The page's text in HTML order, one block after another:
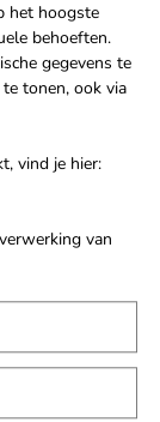
het hoogste
behoeften.
gegevens te
tonen, ook via
vind je hier:
van